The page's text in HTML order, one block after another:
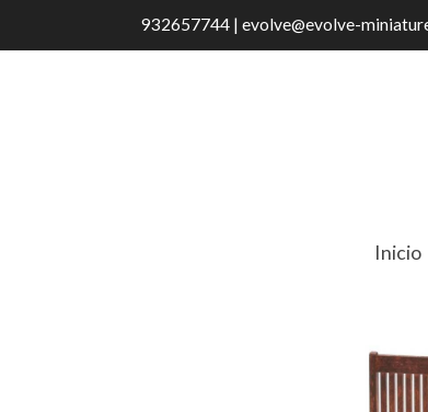
932657744 | evolve@evolve-
Inicio